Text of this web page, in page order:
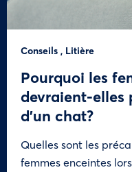
Conseils , Litière
Pourquoi les
devraient-elles
d’un chat?
Quelles sont les
femmes enceintes